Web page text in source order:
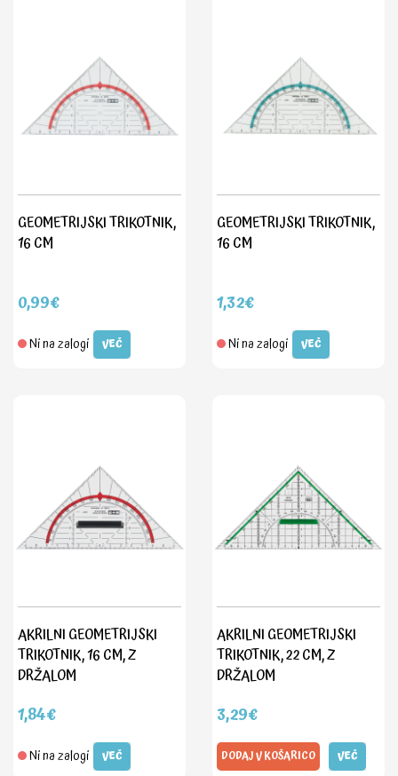
GEOMETRIJSKI TRIKOTNIK,
16 CM
0,99€
Ni na zalogi VEČ
GEOMETRIJSKI TRIKOTNIK,
16 CM
1,32€
Ni na zalogi VEČ
AKRILNI GEOMETRIJSKI
TRIKOTNIK, 16 CM, Z
DRŽALOM
1,84€
Ni na zalogi VEČ
AKRILNI GEOMETRIJSKI
TRIKOTNIK, 22 CM, Z
DRŽALOM
3,29€
DODAJ V KOŠARICO VEČ